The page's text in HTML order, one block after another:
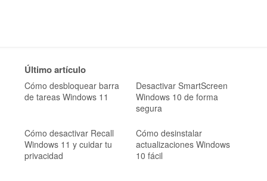
Último artículo
Cómo desbloquear barra
de tareas Windows 11
Desactivar SmartScreen
Windows 10 de forma
segura
Cómo desactivar Recall
Windows 11 y cuidar tu
privacidad
Cómo desinstalar
actualizaciones Windows
10 fácil